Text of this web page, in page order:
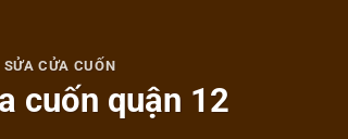
SỬA CỬA CUỐN
cuốn quận 12